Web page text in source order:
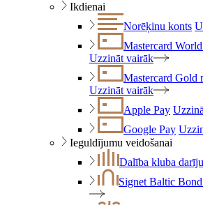
Ikdienai
Norēķinu konts
Mastercard
Uzzināt vairāk
Mastercard Gold
Uzzināt vairāk
Apple Pay
Google Pay
Ieguldījumu veidošanai
Dalība kluba
Signet Baltic